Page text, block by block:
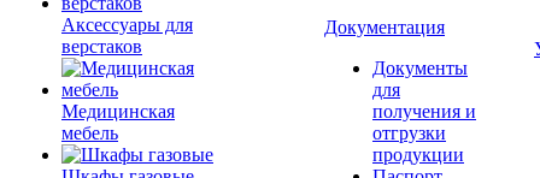
Аксессуары для
верстаков
Медицинская
мебель
Документация
Документы
для
получения и
отгрузки
продукции